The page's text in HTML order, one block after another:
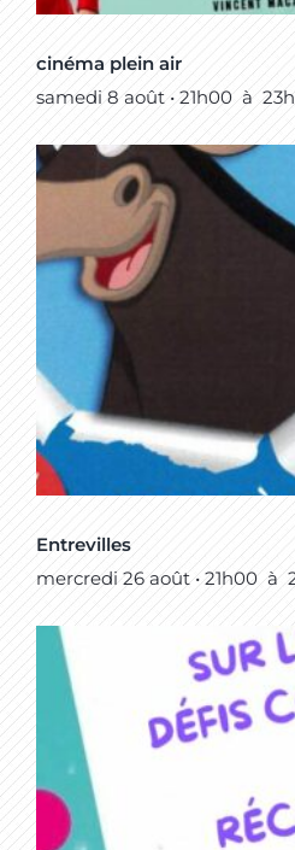
cinéma plein air
samedi 8 août • 21h00 à
Entrevilles
mercredi 26 août • 21h00 à